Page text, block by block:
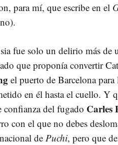
para mí, que escribe en el
fue solo un delirio más de
que proponía convertir
el puerto de Barcelona para
en él hasta el cuello. Y
confianza del fugado Carles
con el que no debes
de Puchi, pero que